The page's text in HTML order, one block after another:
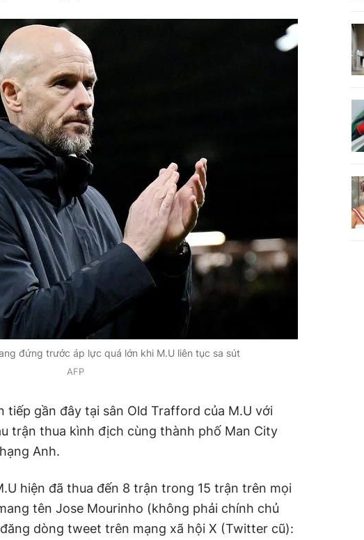
đứng trước áp lực quá lớn khi M.U liên tục sa sút
AFP
tiếp gần đây tại sân Old Trafford của M.U với
trận thua kình địch cùng thành phố Man City
Anh.
hiện đã thua đến 8 trận trong 15 trận trên mọi
tên Jose Mourinho (không phải chính chủ
dòng tweet trên mạng xã hội X (Twitter cũ):